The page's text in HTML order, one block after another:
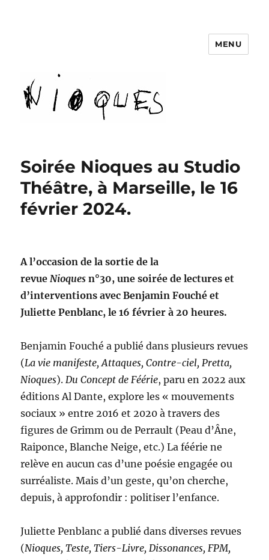
MENU
Soirée Nioques au Studio
Théâtre, à Marseille, le 16
février 2024.
A l’occasion de la sortie de la
revueNioques n°30, une soirée de lectures et
d’interventions avec Benjamin Fouché et
Juliette Penblanc, le 16 février à 20 heures.
Benjamin Fouché a publié dans plusieurs revues
(La vie manifeste, Attaques, Contre-ciel, Pretta,
Nioques).Du Concept de Féérie, paru en 2022 aux
éditions Al Dante, explore les « mouvements
sociaux » entre 2016 et 2020 à travers des
figures de Grimm ou de Perrault (Peau d’Âne,
Raiponce, Blanche Neige, etc.) La féérie ne
relève en aucun cas d’une poésie engagée ou
surréaliste. Mais d’un geste, qu’on cherche,
depuis, à approfondir : politiser l’enfance.
Juliette Penblanc a publié dans diverses revues
(Nioques, Teste, Tiers-Livre, Dissonances, FPM,